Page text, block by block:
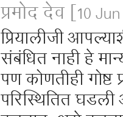
प्रमोद देव [10
प्रियालीजी
संबंधित नाही हे
पण कोणतीही
परिस्थितित घडली